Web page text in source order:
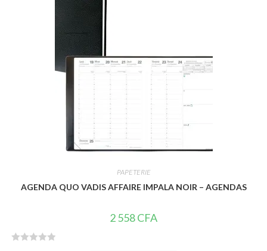
PAPETERIE
AGENDA QUO VADIS AFFAIRE IMPALA NOIR – AGENDAS
2 558CFA